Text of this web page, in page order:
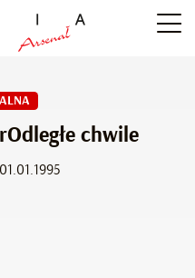
chwile